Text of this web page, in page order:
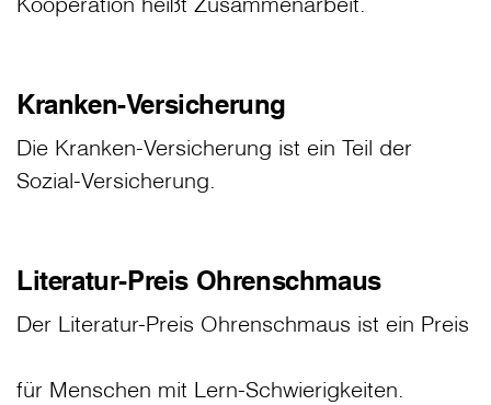
Kranken-Versicherung
Die Kranken-Versicherung ist ein Teil der
Sozial-Versicherung.
Literatur-Preis Ohrenschmaus
Der Literatur-Preis Ohrenschmaus ist ein Preis
für Menschen mit Lern-Schwierigkeiten.